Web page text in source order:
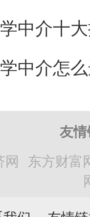
中介怎
友
网 东方财富